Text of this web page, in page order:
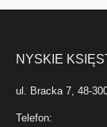
NYSKIE
ul. Bracka 7, 48-
Telefon: